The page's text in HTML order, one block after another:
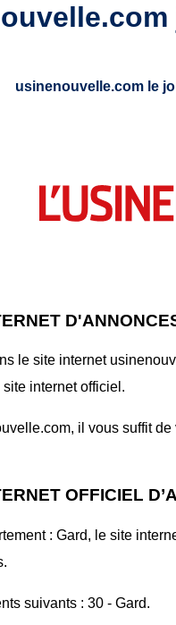
usinenouvelle.com le
le site internet
internet officiel.
il vous suffit
OFFICIEL
: Gard, le site
suivants : 30 - Gard.